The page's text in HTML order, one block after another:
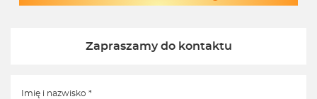
Zapraszamy do kontaktu
Imię i nazwisko *